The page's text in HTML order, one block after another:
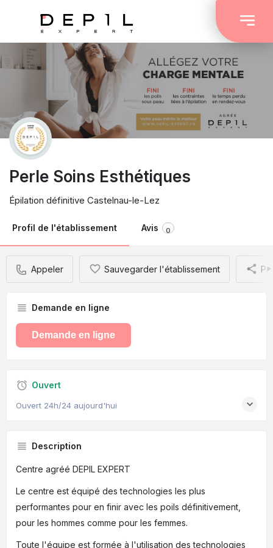
Perle Soins Esthétiques
Épilation définitive Castelnau-le-Lez
Profil de l'établissement Avis 0
Appeler Sauvegarder l'établissement
Demande en ligne
Demande en ligne
Ouvert
Ouvert 24h/24 aujourd'hui
Description
Centre agréé DEPIL EXPERT
Le centre est équipé des technologies les plus
performantes pour en finir avec les poils définitivement,
pour les hommes comme pour les femmes.
Toute l'équipe est formée à l'utilisation des technologies